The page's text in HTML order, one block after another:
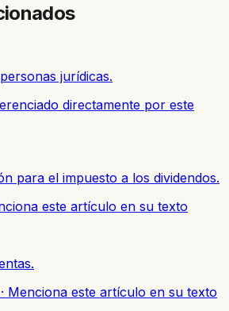
jurídicas.
directamente por este
para el impuesto a los dividendos.
este artículo en su texto
· Menciona este artículo en su texto